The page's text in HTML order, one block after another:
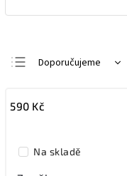
Doporučujeme
Nejdražší
Abecedně
590 Kč
Na skladě